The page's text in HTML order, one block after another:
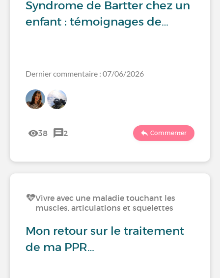
Syndrome de Bartter chez un
enfant : témoignages de…
Dernier commentaire : 07/06/2026
38 2 Commenter
Vivre avec une maladie touchant les
muscles, articulations et squelettes
Mon retour sur le traitement
de ma PPR…